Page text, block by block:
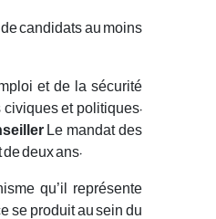
candidats au moins
et de la sécurité
et politiques.
Le mandat des
deux ans.
qu’il représente
se produit au sein du